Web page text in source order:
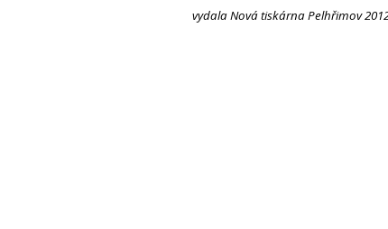
vydala Nová tiskárna Pelhřimov